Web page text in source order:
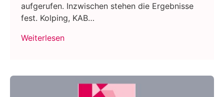
aufgerufen. Inzwischen stehen die Ergebnisse
fest. Kolping, KAB…
Weiterlesen